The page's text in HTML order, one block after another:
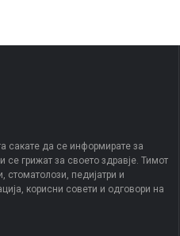
сакате да се информирате за
грижат за своето здравје. Тимот
стоматолози, педијатри и
корисни совети и одговори на